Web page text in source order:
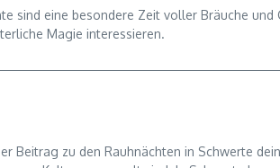
sind eine besondere Zeit voller Bräuche und
Magie interessieren.
Beitrag zu den Rauhnächten in Schwerte